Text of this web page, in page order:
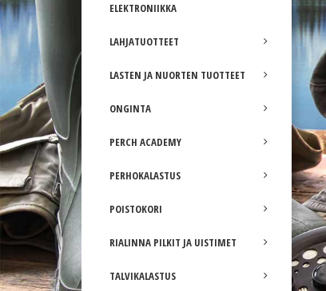
ELEKTRONIIKKA
LAHJATUOTTEET
LASTEN JA NUORTEN TUOTTEET
ONGINTA
PERCH ACADEMY
PERHOKALASTUS
POISTOKORI
RIALINNA PILKIT JA UISTIMET
TALVIKALASTUS